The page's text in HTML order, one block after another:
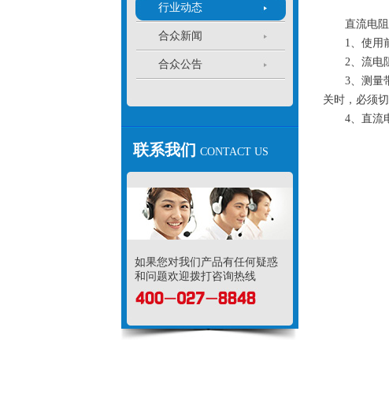
行业动态
合众新闻
合众公告
联系我们 CONTACT US
如果您对我们产品有任何疑惑
和问题欢迎拨打咨询热线
直流电阻
1、使用前
2、流电阻
3、测量带
关时，必须
4、直流电